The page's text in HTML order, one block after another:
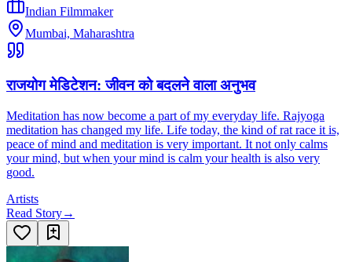
Indian Filmmaker
Mumbai, Maharashtra
राजयोग मेडिटेशन: जीवन को बदलने वाला अनुभव
Meditation has now become a part of my everyday life. Rajyoga
meditation has changed my life. Life today, the kind of rat race it is,
peace of mind and meditation is very important. It not only calms
your mind, but when your mind is calm your health is also very
good.
Artists
Read Story→